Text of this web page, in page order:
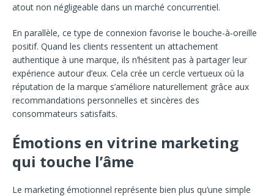
atout non négligeable dans un marché concurrentiel.
En parallèle, ce type de connexion favorise le bouche-à-oreille
positif. Quand les clients ressentent un attachement
authentique à une marque, ils n’hésitent pas à partager leur
expérience autour d’eux. Cela crée un cercle vertueux où la
réputation de la marque s’améliore naturellement grâce aux
recommandations personnelles et sincères des
consommateurs satisfaits.
Émotions en vitrine marketing
qui touche l’âme
Le marketing émotionnel représente bien plus qu’une simple